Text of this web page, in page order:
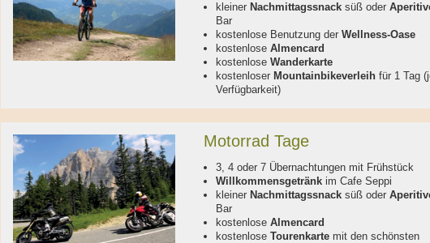
kleiner Nachmittagssnack süß oder
Bar
kostenlose Benutzung der Wellness-Oase
kostenlose Almencard
kostenlose Wanderkarte
kostenloser Mountainbikeverleih für 1 Tag
Verfügbarkeit)
Motorrad Tage
3, 4 oder 7 Übernachtungen mit Frühstück
Willkommensgetränk im Cafe Seppi
kleiner Nachmittagssnack süß oder
Bar
kostenlose Almencard
kostenlose Tourenkarte mit den schönsten